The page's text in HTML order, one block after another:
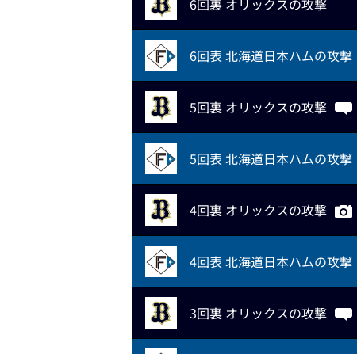
6回裏 オリックスの攻撃
6回表 北海道日本ハムの攻撃
5回裏 オリックスの攻撃
5回表 北海道日本ハムの攻撃
4回裏 オリックスの攻撃
4回表 北海道日本ハムの攻撃
3回裏 オリックスの攻撃